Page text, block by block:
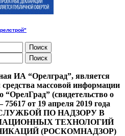
ИА “Орелград”, является
массовой информации
(свидетельство о
от 19 апреля 2019 года
ПО НАДЗОРУ В
ТЕХНОЛОГИЙ
(РОСКОМНАДЗОР)